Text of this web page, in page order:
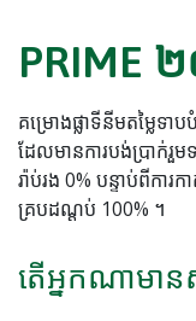
PRIME
គម្រោងផ្លាទីនីមតម្លៃទា
ដែលមានការបង់ប្រាក់រួម
រ៉ាប់រង 0% បន្ទាប់ពីការ
គ្របដណ្តប់ 100% ។
តើអ្នកណាមាន